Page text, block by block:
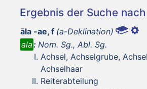
Ergebnis der Suche
āla -ae, f (a-Deklination)
ala: Nom. Sg., Abl. Sg.
Achsel, Achselgrube,
Achselhaar
Reiterabteilung